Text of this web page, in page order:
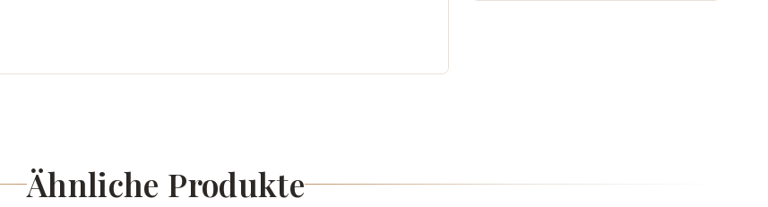
Ähnliche Produkte